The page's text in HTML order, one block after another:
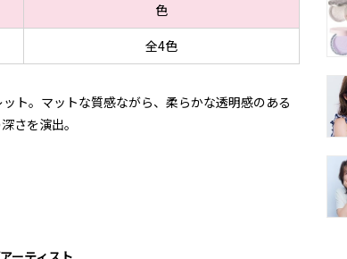
色
全4色
ト。マットな質感ながら、柔らかな透明感のある
さを演出。